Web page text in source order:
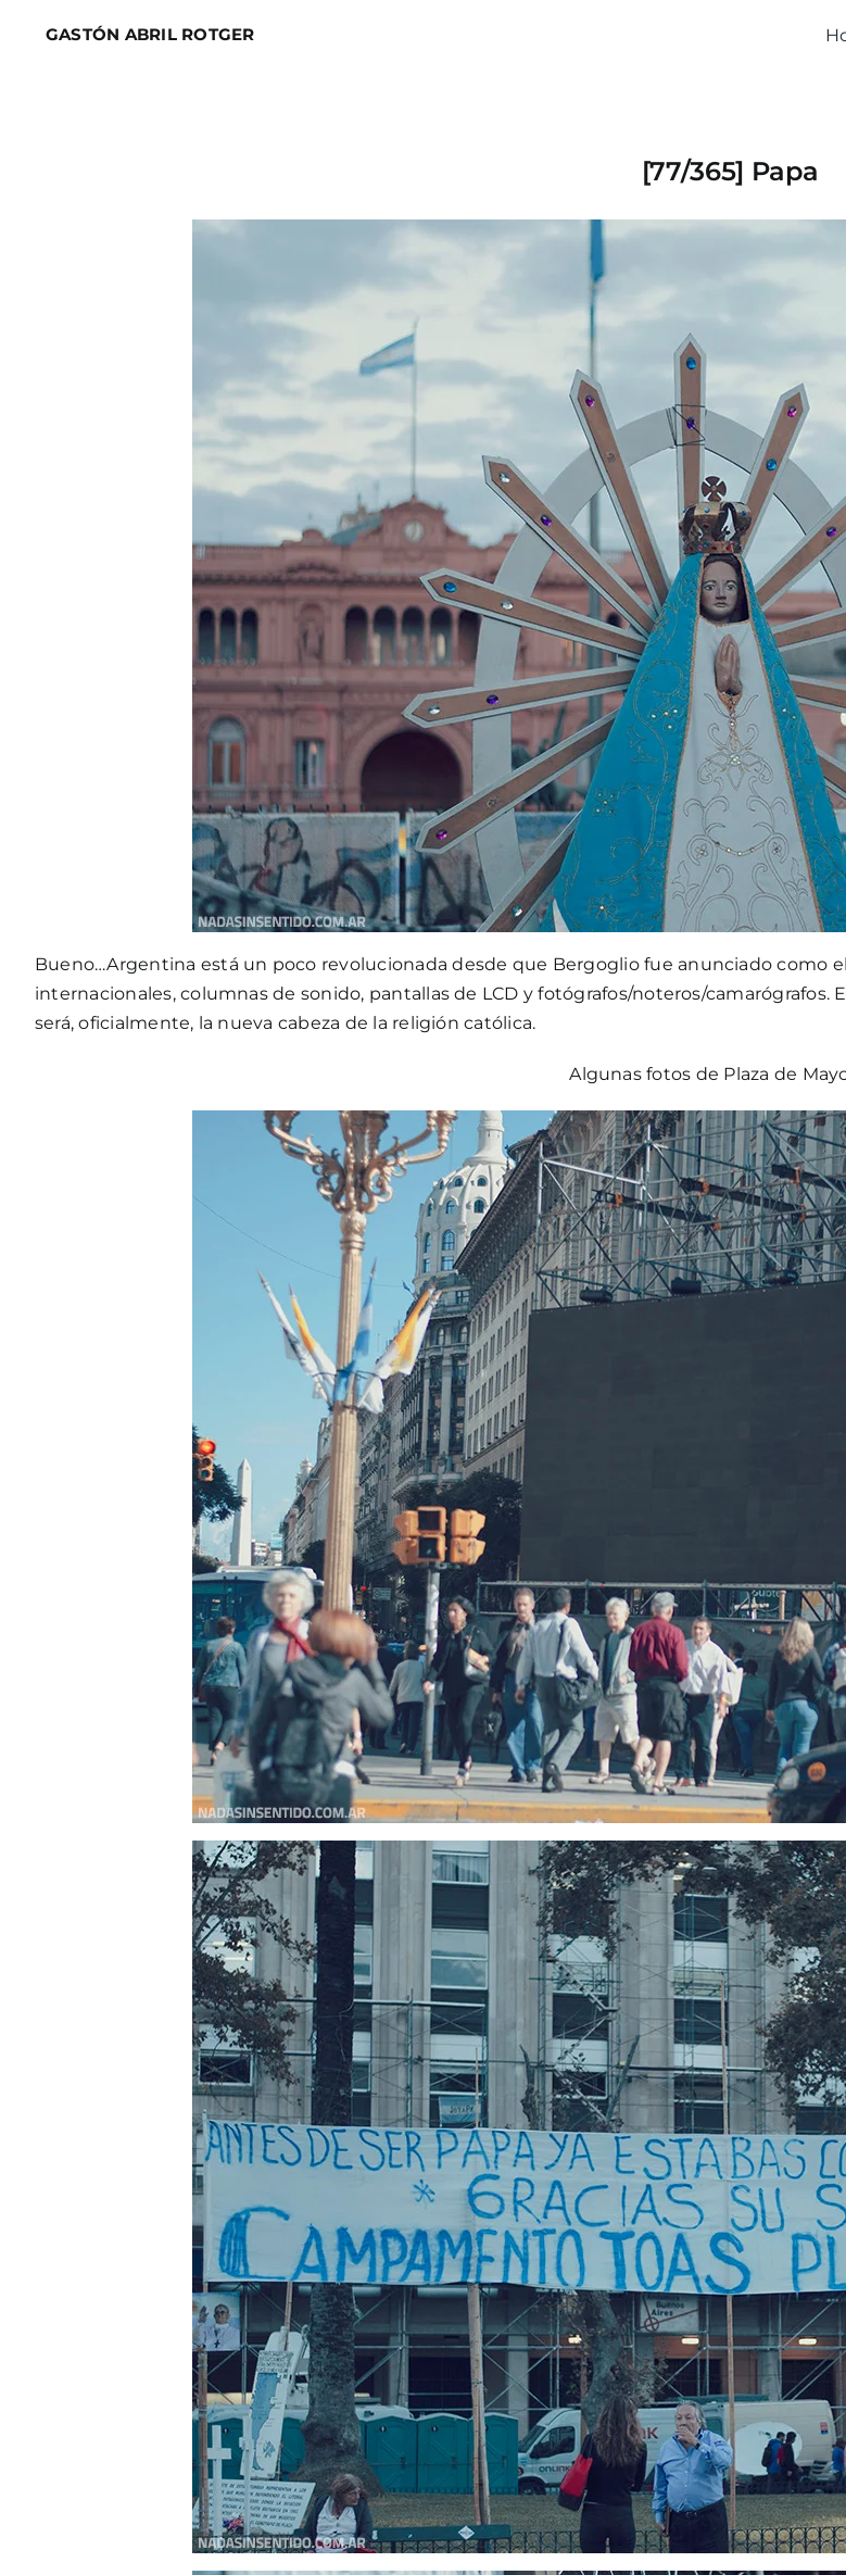
GASTÓN ABRIL ROTGER
[77/365] Papa
Bueno…Argentina está un poco revolucionada desde que Bergoglio fue anunciado como
internacionales, columnas de sonido, pantallas de LCD y fotógrafos/noteros/camarógrafos.
será, oficialmente, la nueva cabeza de la religión católica.
Algunas fotos de Plaza de